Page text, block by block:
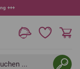
+++
...